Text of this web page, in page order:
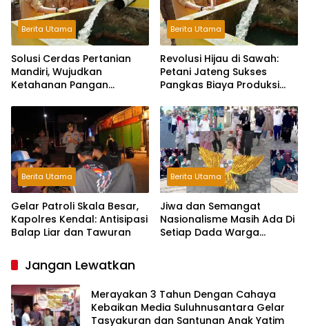
Berita Utama
Solusi Cerdas Pertanian
Mandiri, Wujudkan
Ketahanan Pangan
Pompa Surya.
Berita Utama
Revolusi Hijau di Sawah:
Petani Jateng Sukses
Pangkas Biaya Produksi
Berita Utama
Gelar Patroli Skala Besar,
Kapolres Kendal: Antisipasi
Balap Liar dan Tawuran
Berita Utama
Jiwa dan Semangat
Nasionalisme Masih Ada Di
Setiap Dada Warga
Jangan Lewatkan
Merayakan 3 Tahun Dengan Cahaya
Kebaikan Media Suluhnusantara Gelar
Tasyakuran dan Santunan Anak Yatim